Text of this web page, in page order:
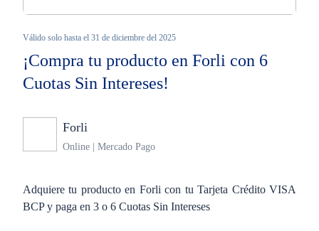
Válido solo hasta el 31 de diciembre del 2025
¡Compra tu producto en Forli con 6
Cuotas Sin Intereses!
Forli
Online | Mercado Pago
Adquiere tu producto en Forli con tu Tarjeta Crédito VISA
BCP y paga en 3 o 6 Cuotas Sin Intereses